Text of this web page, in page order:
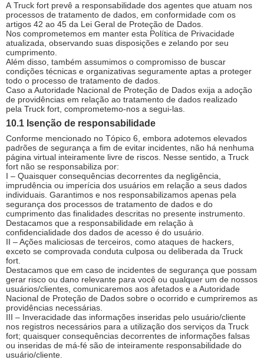
A Truck fort prevê a responsabilidade dos agentes que atuam nos
processos de tratamento de dados, em conformidade com os
artigos 42 ao 45 da Lei Geral de Proteção de Dados.
Nos comprometemos em manter esta Política de Privacidade
atualizada, observando suas disposições e zelando por seu
cumprimento.
Além disso, também assumimos o compromisso de buscar
condições técnicas e organizativas seguramente aptas a proteger
todo o processo de tratamento de dados.
Caso a Autoridade Nacional de Proteção de Dados exija a adoção
de providências em relação ao tratamento de dados realizado
pela Truck fort, comprometemo-nos a segui-las.
10.1 Isenção de responsabilidade
Conforme mencionado no Tópico 6, embora adotemos elevados
padrões de segurança a fim de evitar incidentes, não há nenhuma
página virtual inteiramente livre de riscos. Nesse sentido, a Truck
fort não se responsabiliza por:
I – Quaisquer consequências decorrentes da negligência,
imprudência ou imperícia dos usuários em relação a seus dados
individuais. Garantimos e nos responsabilizamos apenas pela
segurança dos processos de tratamento de dados e do
cumprimento das finalidades descritas no presente instrumento.
Destacamos que a responsabilidade em relação à
confidencialidade dos dados de acesso é do usuário.
II – Ações maliciosas de terceiros, como ataques de hackers,
exceto se comprovada conduta culposa ou deliberada da Truck
fort.
Destacamos que em caso de incidentes de segurança que possam
gerar risco ou dano relevante para você ou qualquer um de nossos
usuários/clientes, comunicaremos aos afetados e a Autoridade
Nacional de Proteção de Dados sobre o ocorrido e cumpriremos as
providências necessárias.
III – Inveracidade das informações inseridas pelo usuário/cliente
nos registros necessários para a utilização dos serviços da Truck
fort; quaisquer consequências decorrentes de informações falsas
ou inseridas de má-fé são de inteiramente responsabilidade do
usuário/cliente.